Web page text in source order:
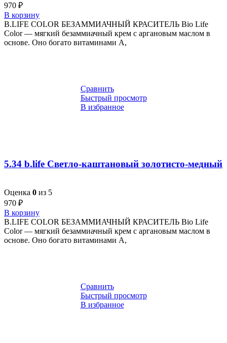
970 ₽
В корзину
B.LIFE COLOR БЕЗАММИАЧНЫЙ КРАСИТЕЛЬ Bio Life
Color — мягкий безаммиачный крем с аргановым маслом в
основе. Оно богато витаминами A,
Сравнить
Быстрый просмотр
В избранное
5.34 b.life Светло-каштановый золотисто-медный
Оценка 0 из 5
970 ₽
В корзину
B.LIFE COLOR БЕЗАММИАЧНЫЙ КРАСИТЕЛЬ Bio Life
Color — мягкий безаммиачный крем с аргановым маслом в
основе. Оно богато витаминами A,
Сравнить
Быстрый просмотр
В избранное